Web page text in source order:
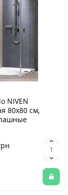
NIVEN
80х80 см,